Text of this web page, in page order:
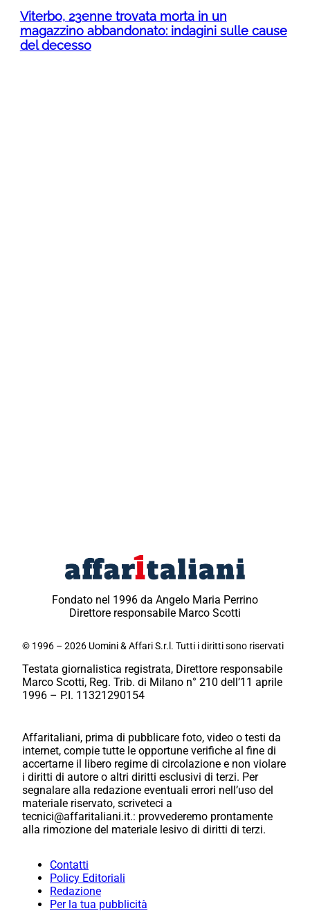
Viterbo, 23enne trovata morta in un
magazzino abbandonato: indagini sulle cause
del decesso
Fondato nel 1996 da Angelo Maria Perrino
Direttore responsabile Marco Scotti
© 1996 – 2026 Uomini & Affari S.r.l. Tutti i diritti sono riservati
Testata giornalistica registrata, Direttore responsabile
Marco Scotti, Reg. Trib. di Milano n° 210 dell’11 aprile
1996 – P.I. 11321290154
Affaritaliani, prima di pubblicare foto, video o testi da
internet, compie tutte le opportune verifiche al fine di
accertarne il libero regime di circolazione e non violare
i diritti di autore o altri diritti esclusivi di terzi. Per
segnalare alla redazione eventuali errori nell’uso del
materiale riservato, scriveteci a
tecnici@affaritaliani.it.: provvederemo prontamente
alla rimozione del materiale lesivo di diritti di terzi.
Contatti
Policy Editoriali
Redazione
Per la tua pubblicità